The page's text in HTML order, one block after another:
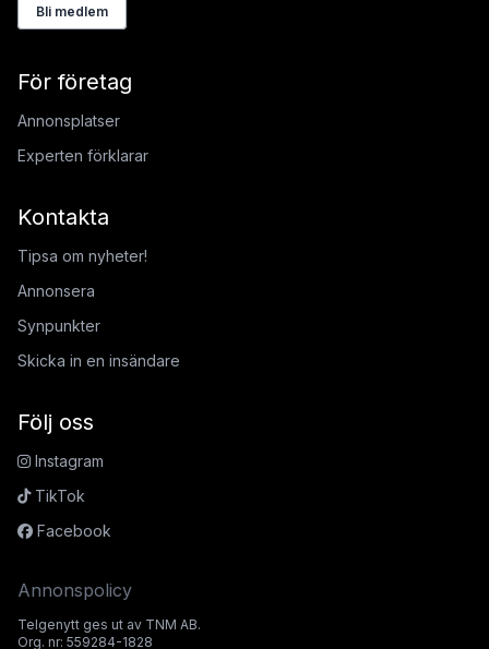
Bli medlem
För företag
Annonsplatser
Experten förklarar
Kontakta
Tipsa om nyheter!
Annonsera
Synpunkter
Skicka in en insändare
Följ oss
Instagram
TikTok
Facebook
Annonspolicy
Telgenytt ges ut av TNM AB.
Org. nr: 559284-1828